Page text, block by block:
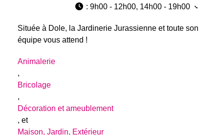
: 9h00 - 12h00, 14h00 - 19h00
Située à Dole, la Jardinerie Jurassienne et toute son
équipe vous attend !
Animalerie
,
Bricolage
,
Décoration et ameublement
, et
Maison, Jardin, Extérieur